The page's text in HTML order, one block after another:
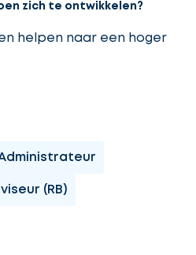
zich te ontwikkelen?
helpen naar een hoger
(RB)